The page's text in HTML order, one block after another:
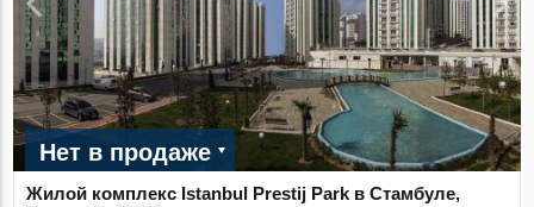
Нет в продаже
Жилой комплекс Istanbul Prestij Park в Стамбуле,